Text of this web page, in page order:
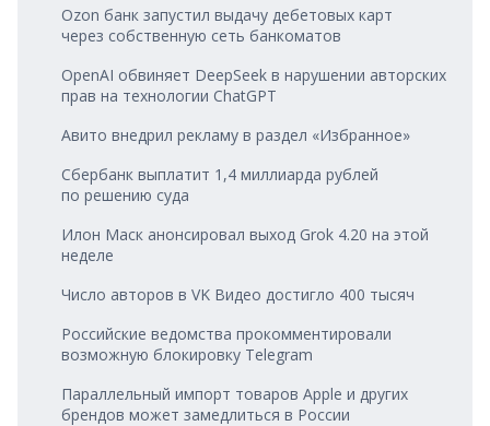
Ozon банк запустил выдачу дебетовых карт
через собственную сеть банкоматов
OpenAI обвиняет DeepSeek в нарушении авторских
прав на технологии ChatGPT
Авито внедрил рекламу в раздел «Избранное»
Сбербанк выплатит 1,4 миллиарда рублей
по решению суда
Илон Маск анонсировал выход Grok 4.20 на этой
неделе
Число авторов в VK Видео достигло 400 тысяч
Российские ведомства прокомментировали
возможную блокировку Telegram
Параллельный импорт товаров Apple и других
брендов может замедлиться в России